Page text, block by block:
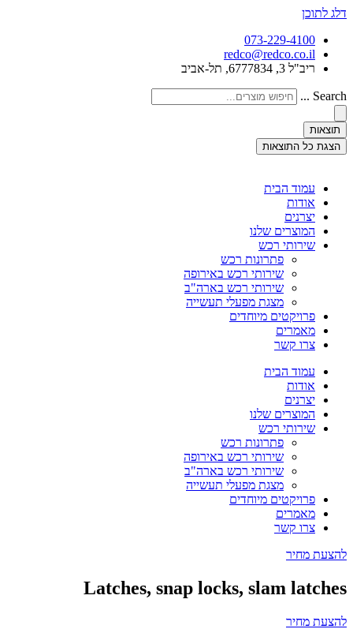
דלג לתוכן
073-229-4100
redco@redco.co.il
ריב"ל 3, 6777834, תל-אביב
Search ...
תוצאות
הצגת כל התוצאות
עמוד הבית
אודות
יצרנים
המוצרים שלנו
שירותי רכש
פתרונות רכש
שירותי רכש באירופה
שירותי רכש בארה"ב
מצגת מפעלי תעשייה
פרויקטים מיוחדים
מאמרים
צרו קשר
עמוד הבית
אודות
יצרנים
המוצרים שלנו
שירותי רכש
פתרונות רכש
שירותי רכש באירופה
שירותי רכש בארה"ב
מצגת מפעלי תעשייה
פרויקטים מיוחדים
מאמרים
צרו קשר
להצעת מחיר
Latches, snap locks, slam latches
להצעת מחיר